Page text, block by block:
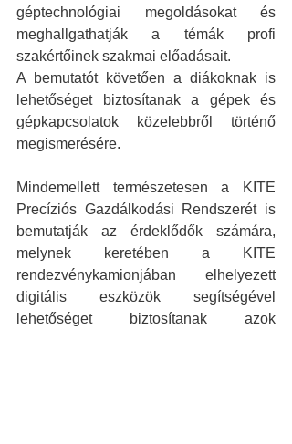
géptechnológiai megoldásokat és
meghallgathatják a témák profi
szakértőinek szakmai előadásait.
A bemutatót követően a diákoknak is
lehetőséget biztosítanak a gépek és
gépkapcsolatok közelebbről történő
megismerésére.
Mindemellett természetesen a KITE
Precíziós Gazdálkodási Rendszerét is
bemutatják az érdeklődők számára,
melynek keretében a KITE
rendezvénykamionjában elhelyezett
digitális eszközök segítségével
lehetőséget biztosítanak azok